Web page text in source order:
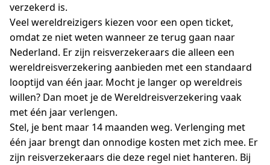
verzekerd is.
Veel wereldreizigers kiezen voor een open ticket,
omdat ze niet weten wanneer ze terug gaan naar
Nederland. Er zijn reisverzekeraars die alleen een
wereldreisverzekering aanbieden met een standaard
looptijd van één jaar. Mocht je langer op wereldreis
willen? Dan moet je de Wereldreisverzekering vaak
met één jaar verlengen.
Stel, je bent maar 14 maanden weg. Verlenging met
één jaar brengt dan onnodige kosten met zich mee. Er
zijn reisverzekeraars die deze regel niet hanteren. Bij